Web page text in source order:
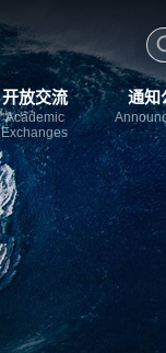
开放交流
Academic
Exchanges
通知